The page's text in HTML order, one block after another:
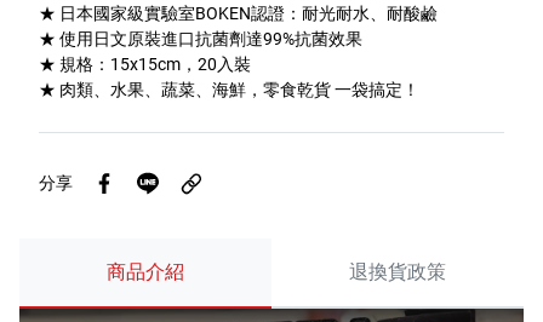
Facebook粉絲專頁
Line
Youtube
★ 日本國家級實驗室BOKEN認證：耐光耐水、耐酸鹼
★ 使用日文原裝進口抗菌劑達99%抗菌效果
★ 規格：15x15cm，20入裝
★ 肉類、水果、蔬菜、海鮮，零食乾貨 一袋搞定！
分享
商品介紹 退換貨政策